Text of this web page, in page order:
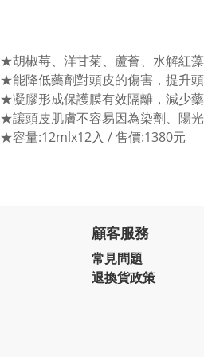
★胡椒莓、洋甘菊、蘆薈、水解紅藻
★能降低藥劑對頭皮的傷害，提升頭
★凝膠形成保護膜有效隔離，減少藥
★讓頭皮肌膚不容易因為染劑、陽
★容量:12mlx12入 / 售價:1380元
顧客服務
常見問題
退換貨政策